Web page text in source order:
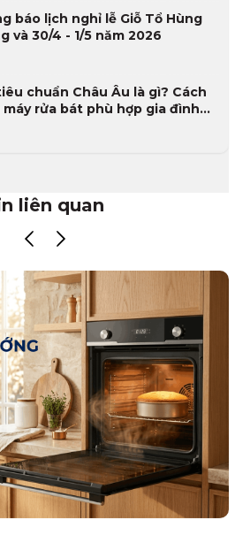
báo lịch nghỉ lễ Giỗ Tổ Hùng
và 30/4 - 1/5 năm 2026
chuẩn Châu Âu là gì? Cách
máy rửa bát phù hợp gia đình
liên quan